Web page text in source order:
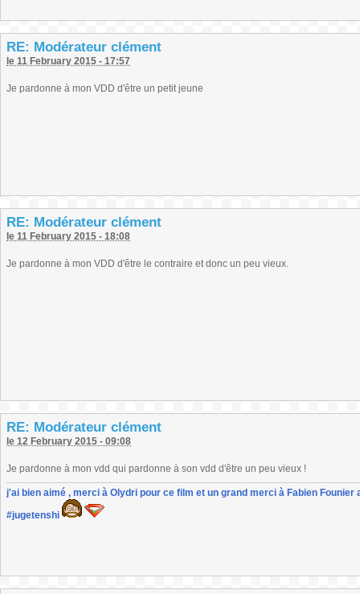
RE: Modérateur clément
le 11 February 2015 - 17:57
Je pardonne à mon VDD d'être un petit jeune
RE: Modérateur clément
le 11 February 2015 - 18:08
Je pardonne à mon VDD d'être le contraire et donc un peu vieux.
RE: Modérateur clément
le 12 February 2015 - 09:08
Je pardonne à mon vdd qui pardonne à son vdd d'être un peu vieux !
j'ai bien aimé , merci à Olydri pour ce film et un grand merci à Fabien
#jugetenshi